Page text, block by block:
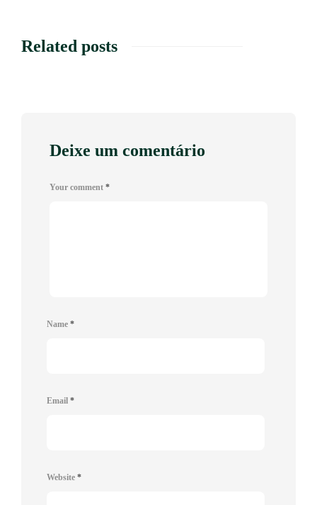
Related posts
Deixe um comentário
Your comment *
Name *
Email *
Website *